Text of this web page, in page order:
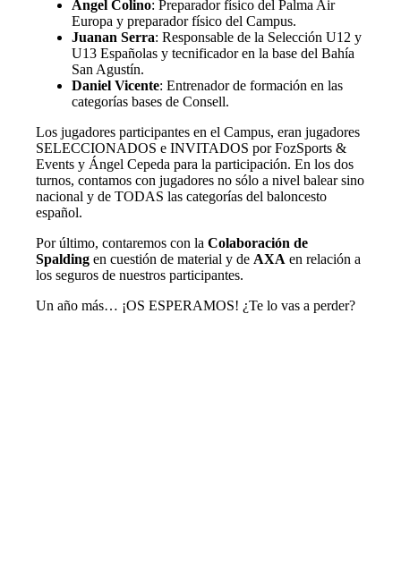
Ángel Colino: Preparador físico del Palma Air
Europa y preparador físico del Campus.
Juanan Serra: Responsable de la Selección U12 y
U13 Españolas y tecnificador en la base del Bahía
San Agustín.
Daniel Vicente: Entrenador de formación en las
categorías bases de Consell.
Los jugadores participantes en el Campus, eran jugadores
SELECCIONADOS e INVITADOS por FozSports &
Events y Ángel Cepeda para la participación. En los dos
turnos, contamos con jugadores no sólo a nivel balear sino
nacional y de TODAS las categorías del baloncesto
español.
Por último, contaremos con laColaboración de
Spalding en cuestión de material y de AXA en relación a
los seguros de nuestros participantes.
Un año más… ¡OS ESPERAMOS! ¿Te lo vas a perder?